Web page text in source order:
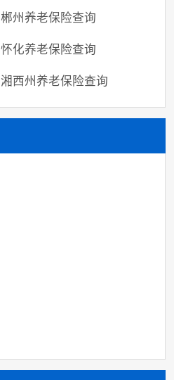
郴州养老保险查询
怀化养老保险查询
湘西州养老保险查询